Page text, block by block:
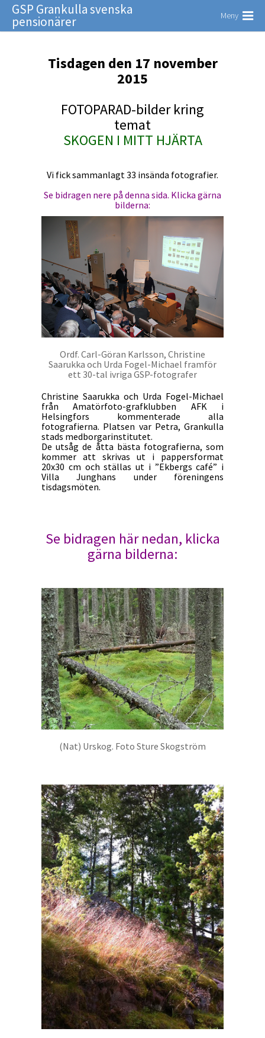
GSP Grankulla svenska
pensionärer Meny
Tisdagen den 17 november
2015
FOTOPARAD-bilder kring
temat
SKOGEN I MITT HJÄRTA
Vi fick sammanlagt 33 insända fotografier.
Se bidragen nere på denna sida. Klicka gärna
bilderna:
Ordf. Carl-Göran Karlsson, Christine
Saarukka och Urda Fogel-Michael framför
ett 30-tal ivriga GSP-fotografer
Christine Saarukka och Urda Fogel-Michael
från Amatörfoto-grafklubben AFK i
Helsingfors kommenterade alla
fotografierna. Platsen var Petra, Grankulla
stads medborgarinstitutet.
De utsåg de åtta bästa fotografierna, som
kommer att skrivas ut i pappersformat
20x30 cm och ställas ut i ”Ekbergs café” i
Villa Junghans under föreningens
tisdagsmöten.
Se bidragen här nedan, klicka
gärna bilderna:
(Nat) Urskog. Foto Sture Skogström